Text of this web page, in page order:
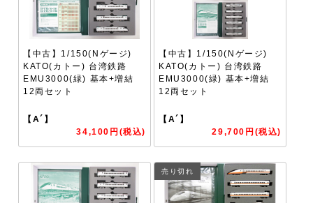
【中古】1/150(Nゲージ)
KATO(カトー) 台湾鉄路
EMU3000(緑) 基本+増結
12両セット
【A´】
34,100円(税込)
【中古】1/150(Nゲージ)
KATO(カトー) 台湾鉄路
EMU3000(緑) 基本+増結
12両セット
【A´】
29,700円(税込)
売り切れ